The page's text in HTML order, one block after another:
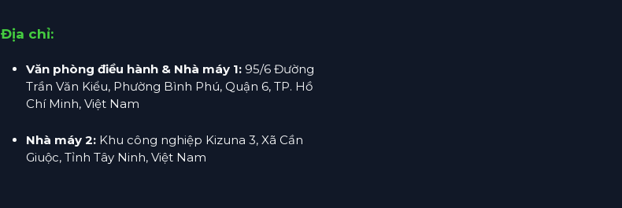
Địa chỉ:
Văn phòng điều hành & Nhà máy 1: 95/6 Đường
Trần Văn Kiểu, Phường Bình Phú, Quận 6, TP. Hồ
Chí Minh, Việt Nam
Nhà máy 2: Khu công nghiệp Kizuna 3, Xã Cần
Giuộc, Tỉnh Tây Ninh, Việt Nam